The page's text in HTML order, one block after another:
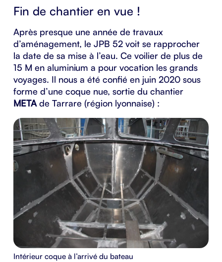
Fin de chantier en vue !
Après presque une année de travaux
d’aménagement, le JPB 52 voit se rapprocher
la date de sa mise à l’eau. Ce voilier de plus de
15 M en aluminium a pour vocation les grands
voyages. Il nous a été confié en juin 2020 sous
forme d’une coque nue, sortie du chantier
META de Tarrare (région lyonnaise) :
Intérieur coque à l’arrivé du bateau